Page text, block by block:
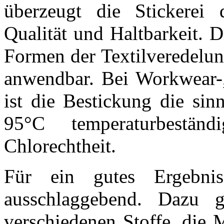
überzeugt die Stickerei
Qualität und Haltbarkeit.
Formen der
anwendbar. Bei
ist die Bestickung die
95°C
Chlorechtheit.
Für ein gutes
ausschlaggebend. Dazu